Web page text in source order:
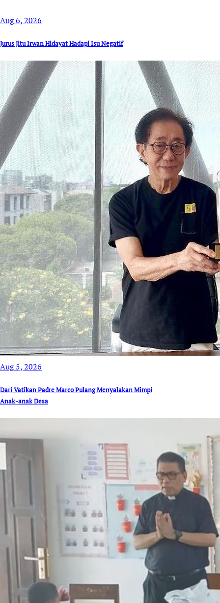
Aug 6, 2026
Jurus Jitu Irwan Hidayat Hadapi Isu Negatif
Aug 5, 2026
Dari Vatikan Padre Marco Pulang Menyalakan Mimpi
Anak-anak Desa